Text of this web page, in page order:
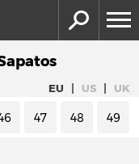
EU | US | UK
47 48 49